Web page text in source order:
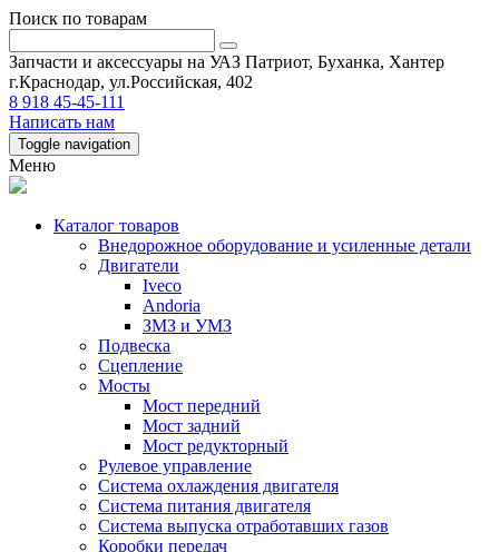
Поиск по товарам
Запчасти и аксессуары на УАЗ Патриот, Буханка, Хантер
г.Краснодар, ул.Российская, 402
8 918 45-45-111
Написать нам
Toggle navigation
Меню
Каталог товаров
Внедорожное оборудование и усиленные детали
Двигатели
Iveco
Andoria
ЗМЗ и УМЗ
Подвеска
Сцепление
Мосты
Мост передний
Мост задний
Мост редукторный
Рулевое управление
Система охлаждения двигателя
Система питания двигателя
Система выпуска отработавших газов
Коробки передач